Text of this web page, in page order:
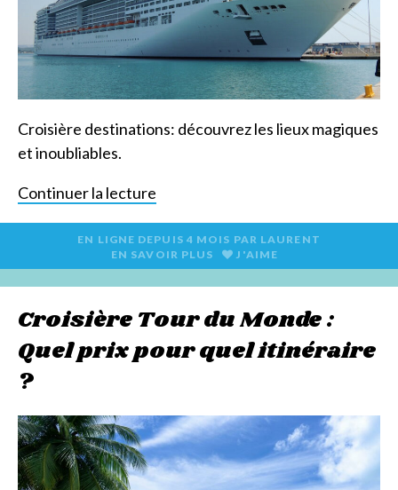
Croisière destinations: découvrez les lieux magiques
et inoubliables.
Continuer la lecture
EN LIGNE DEPUIS 4 MOIS PAR LAURENT
EN SAVOIR PLUS
J'AIME
Croisière Tour du Monde :
Quel prix pour quel itinéraire
?